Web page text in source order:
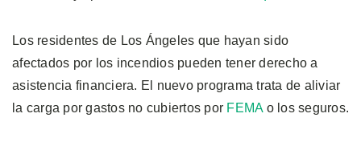
Los residentes de Los Ángeles que hayan sido
afectados por los incendios pueden tener derecho a
asistencia financiera. El nuevo programa trata de aliviar
la carga por gastos no cubiertos por FEMAo los seguros.